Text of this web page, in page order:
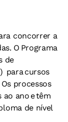
concorrer a
O Programa
de
para cursos
processos
ano e têm
de nível